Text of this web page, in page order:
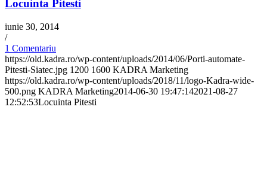
Locuinta Pitesti
iunie 30, 2014
/
1 Comentariu
https://old.kadra.ro/wp-content/uploads/2014/06/Porti-automate-
Pitesti-Siatec.jpg 1200 1600 KADRA Marketing
https://old.kadra.ro/wp-content/uploads/2018/11/logo-Kadra-wide-
500.png KADRA Marketing2014-06-30 19:47:142021-08-27
12:52:53Locuinta Pitesti